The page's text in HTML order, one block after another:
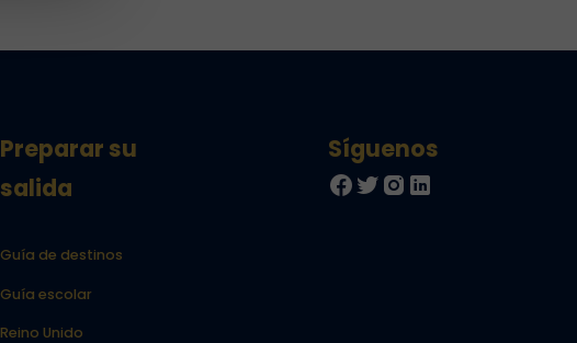
Preparar su
salida
Guía de destinos
Guía escolar
Reino Unido